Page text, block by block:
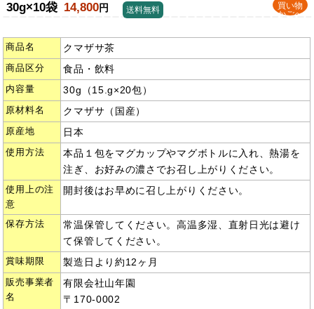
30g×10袋 14,800円
買い物
かごへ
送料無料
商品名 クマザサ茶
商品区分 食品・飲料
内容量 30g（15.g×20包）
原材料名 クマザサ（国産）
原産地 日本
使用方法
本品１包をマグカップやマグボトルに入れ、熱湯を
注ぎ、お好みの濃さでお召し上がりください。
使用上の注
意
開封後はお早めに召し上がりください。
保存方法
常温保管してください。高温多湿、直射日光は避け
て保管してください。
賞味期限 製造日より約12ヶ月
販売事業者
名
有限会社山年園
〒170-0002